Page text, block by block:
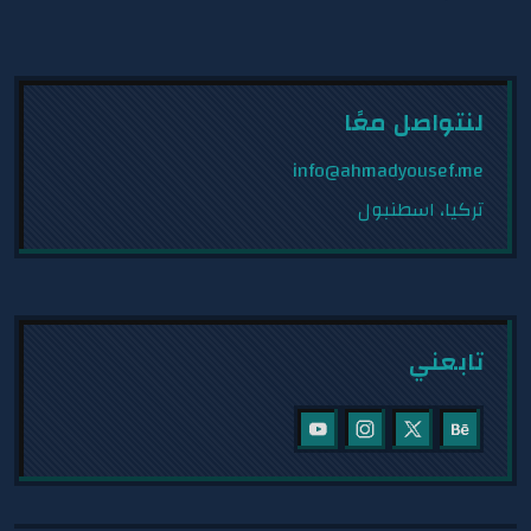
لنتواصل معًا
info@ahmadyousef.me
تركيا، اسطنبول
تابعني